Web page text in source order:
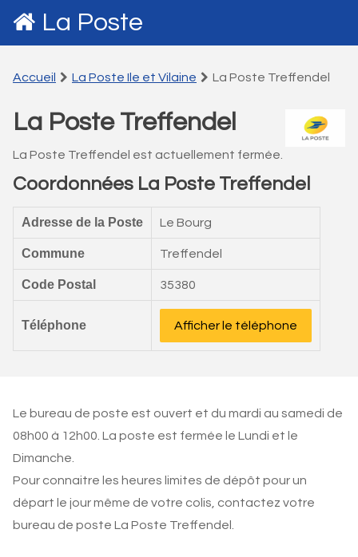
La Poste
Accueil La Poste Ile et Vilaine La Poste Treffendel
La Poste Treffendel
La Poste Treffendel est actuellement fermée.
Coordonnées La Poste Treffendel
Adresse de la Poste Le Bourg
Commune Treffendel
Code Postal 35380
Téléphone Afficher le téléphone
Le bureau de poste est ouvert et du mardi au samedi de
08h00 à 12h00. La poste est fermée le Lundi et le
Dimanche.
Pour connaitre les heures limites de dépôt pour un
départ le jour même de votre colis, contactez votre
bureau de poste La Poste Treffendel.